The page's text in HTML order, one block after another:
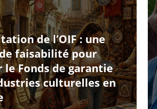
de l’OIF : une
faisabilité pour
le Fonds de garantie
culturelles en